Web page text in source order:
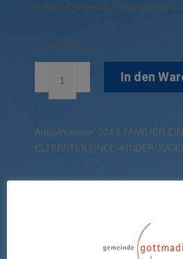
aufgeführt (siehe Einzeleintritt
500 vorrätig
Elternteil)
incl.
Menge
In den
Artikelnummer: 324-1-FAMILIEN-
ELTERNTEIL)-INCL.-KINDER/
Share
on
on